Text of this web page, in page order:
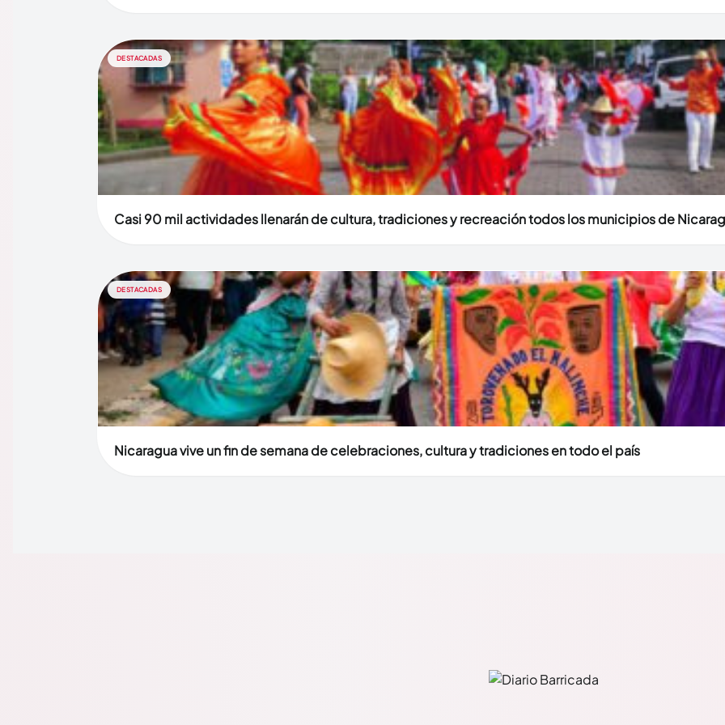
DESTACADAS
Casi 90 mil actividades llenarán de cultura, tradiciones y recreación todos los municipios de
DESTACADAS
Nicaragua vive un fin de semana de celebraciones, cultura y tradiciones en todo el país